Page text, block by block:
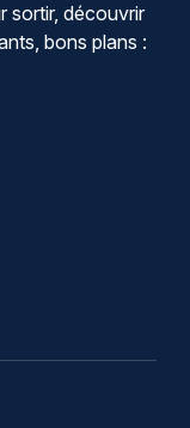
sortir, découvrir
bons plans :